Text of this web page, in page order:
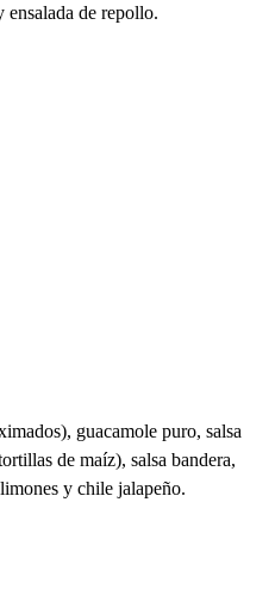
de repollo.
guacamole puro, salsa
de maíz), salsa bandera,
y chile jalapeño.